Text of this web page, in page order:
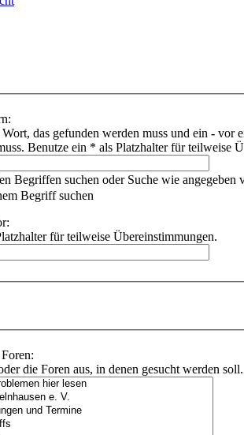
das gefunden werden muss und ein - vor
Benutze ein * als Platzhalter für teilweise
Begriffen suchen oder Suche wie angegeben
Begriff suchen
für teilweise Übereinstimmungen.
die Foren aus, in denen gesucht werden